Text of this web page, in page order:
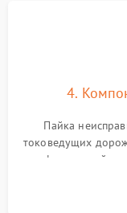
4.
Пайка
токоведущих
инфракрасной
BIOS или